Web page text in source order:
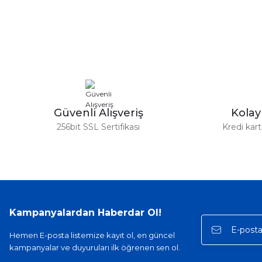
Ürün fiyatı diğer sitelerden daha pahalı.
Bu ürüne benzer farklı alternatifler olmalı.
Güvenli Alışveriş
256bit SSL Sertifikası Kredi
Kampanyalardan Haberdar Ol!
Hemen E-posta listemize kayıt ol, en güncel
kampanyalar ve duyuruları ilk öğrenen sen ol.